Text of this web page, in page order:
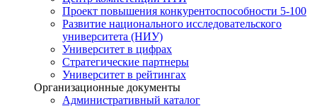
Проект повышения конкурентоспособности 5-100
Развитие национального исследовательского
университета (НИУ)
Университет в цифрах
Стратегические партнеры
Университет в рейтингах
Организационные документы
Административный каталог